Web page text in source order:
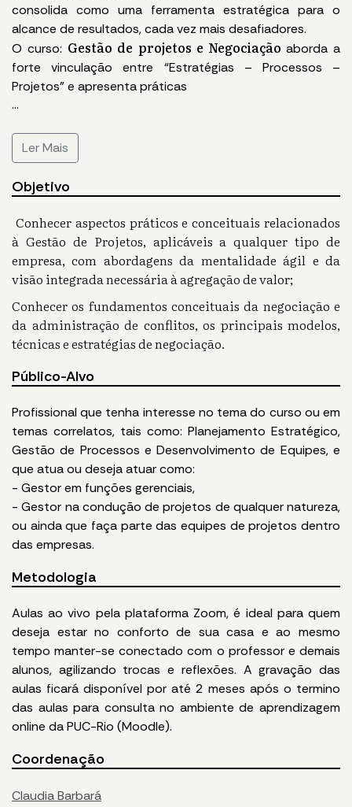
consolida como uma ferramenta estratégica para o
alcance de resultados, cada vez mais desafiadores.
O curso: Gestão de projetos e Negociação aborda a
forte vinculação entre “Estratégias – Processos –
Projetos” e apresenta práticas
...
Ler Mais
Objetivo
Conhecer aspectos práticos e conceituais relacionados
à Gestão de Projetos, aplicáveis a qualquer tipo de
empresa, com abordagens da mentalidade ágil e da
visão integrada necessária à agregação de valor;
Conhecer os fundamentos conceituais da negociação e
da administração de conflitos, os principais modelos,
técnicas e estratégias de negociação.
Público-Alvo
Profissional que tenha interesse no tema do curso ou em
temas correlatos, tais como: Planejamento Estratégico,
Gestão de Processos e Desenvolvimento de Equipes, e
que atua ou deseja atuar como:
- Gestor em funções gerenciais,
- Gestor na condução de projetos de qualquer natureza,
ou ainda que faça parte das equipes de projetos dentro
das empresas.
Metodologia
Aulas ao vivo pela plataforma Zoom, é ideal para quem
deseja estar no conforto de sua casa e ao mesmo
tempo manter-se conectado com o professor e demais
alunos, agilizando trocas e reflexões. A gravação das
aulas ficará disponível por até 2 meses após o termino
das aulas para consulta no ambiente de aprendizagem
online da PUC-Rio (Moodle).
Coordenação
Claudia Barbará